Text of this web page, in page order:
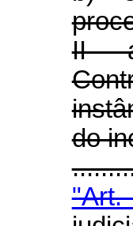
II -
do